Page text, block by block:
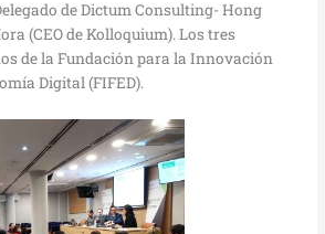
de Dictum Consulting- Hong
(CEO de Kolloquium). Los tres
de la Fundación para la Innovación
Digital (FIFED).